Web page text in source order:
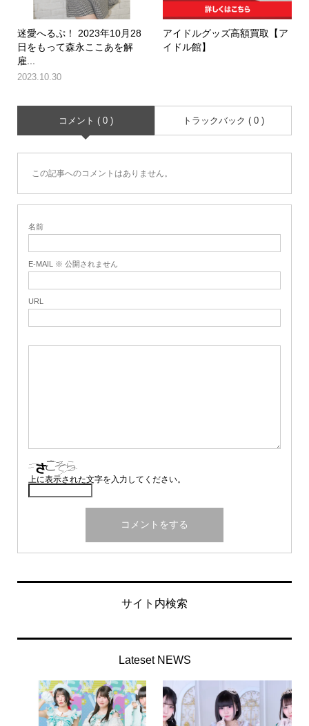
迷愛へるぷ！ 2023年10月28
日をもって森永ここあを解
雇...
2023.10.30
アイドルグッズ高額買取【ア
イドル館】
コメント ( 0 ) トラックバック ( 0 )
この記事へのコメントはありません。
名前
E-MAIL ※ 公開されません
URL
上に表示された文字を入力してください。
サイト内検索
Lateset NEWS